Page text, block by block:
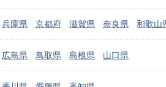
兵庫県 京都府 滋賀県 奈良県 和歌山
広島県 鳥取県 島根県 山口県